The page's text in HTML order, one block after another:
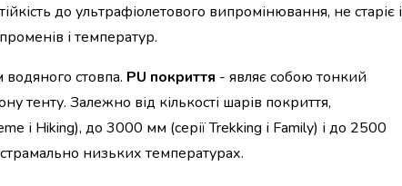
до ультрафіолетового випромінювання, не старіє і
і температур.
стовпа. PU покриття - являє собою тонкий
тенту. Залежно від кількості шарів покриття,
і Hiking), до 3000 мм (серії Trekking і Family) і до 2500
низьких температурах.